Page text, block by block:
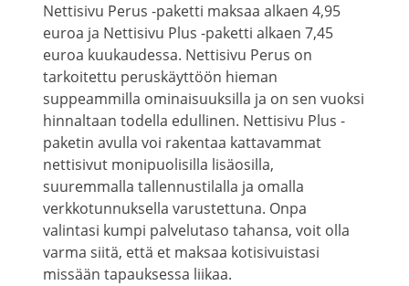
Nettisivu Perus -paketti maksaa alkaen 4,95
euroa ja Nettisivu Plus -paketti alkaen 7,45
euroa kuukaudessa. Nettisivu Perus on
tarkoitettu peruskäyttöön hieman
suppeammilla ominaisuuksilla ja on sen vuoksi
hinnaltaan todella edullinen. Nettisivu Plus -
paketin avulla voi rakentaa kattavammat
nettisivut monipuolisilla lisäosilla,
suuremmalla tallennustilalla ja omalla
verkkotunnuksella varustettuna. Onpa
valintasi kumpi palvelutaso tahansa, voit olla
varma siitä, että et maksaa kotisivuistasi
missään tapauksessa liikaa.